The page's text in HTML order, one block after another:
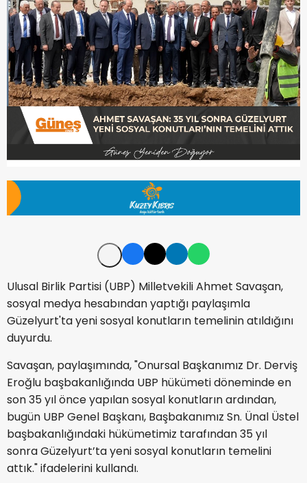
Ulusal Birlik Partisi (UBP) Milletvekili Ahmet Savaşan,
sosyal medya hesabından yaptığı paylaşımla
Güzelyurt'ta yeni sosyal konutların temelinin atıldığını
duyurdu.
Savaşan, paylaşımında, "Onursal Başkanımız Dr. Derviş
Eroğlu başbakanlığında UBP hükümeti döneminde en
son 35 yıl önce yapılan sosyal konutların ardından,
bugün UBP Genel Başkanı, Başbakanımız Sn. Ünal Üstel
başbakanlığındaki hükümetimiz tarafından 35 yıl
sonra Güzelyurt’ta yeni sosyal konutların temelini
attık." ifadelerini kullandı.